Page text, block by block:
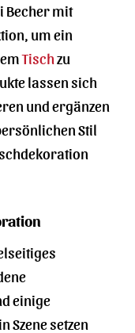
Becher mit
um ein
Tischzu
lassen sich
und ergänzen
Stil
einige
Szene setzen